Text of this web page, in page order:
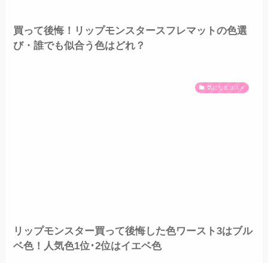
買って後悔！リップモンスタースフレマットの色選
び・誰でも似合う色はどれ？
気になるコスメ
リップモンスター買って後悔した色ワースト3はブル
ベ色！人気色1位･2位はイエベ色